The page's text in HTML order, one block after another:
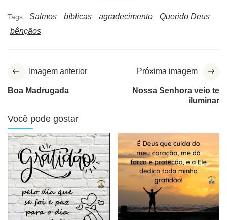
Tags: Salmos bíblicas agradecimento
Querido Deus
bênçãos
Imagem anterior
Boa Madrugada
Próxima imagem
Nossa Senhora veio te
iluminar
Você pode gostar